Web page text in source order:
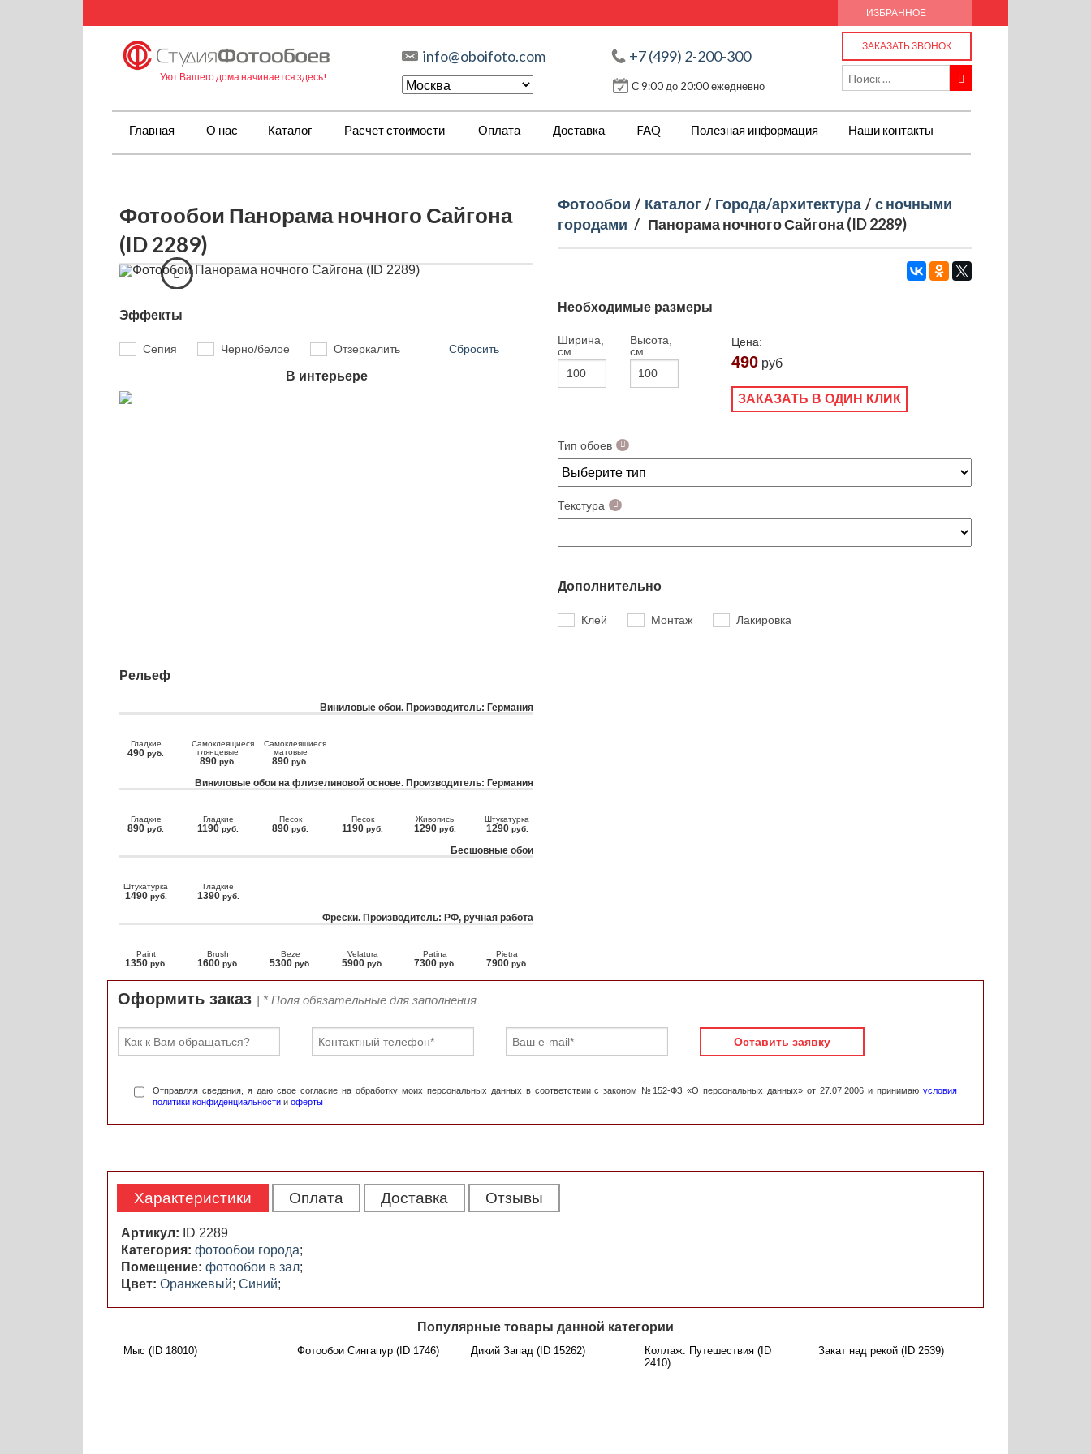
ИЗБРАННОЕ
Уют Вашего дома начинается здесь!
info@oboifoto.com +7 (499) 2-200-300
С 9:00 до 20:00 ежедневно
ЗАКАЗАТЬ ЗВОНОК
Главная О нас Каталог Расчет стоимости Оплата Доставка FAQ Полезная информация Наши контакты
Фотообои Панорама ночного Сайгона
(ID 2289)
Эффекты
Сепия Черно/белое Отзеркалить Сбросить
В интерьере
Фотообои / Каталог / Города/архитектура / с ночными
городами / Панорама ночного Сайгона (ID 2289)
Необходимые размеры
Ширина,
см.
Высота,
см.
Цена:
490 руб
ЗАКАЗАТЬ В ОДИН КЛИК
Тип обоев
Текстура
Дополнительно
Клей Монтаж Лакировка
Рельеф
Виниловые обои. Производитель: Германия
Гладкие
490 руб.
Самоклеящиеся
глянцевые
890 руб.
Самоклеящиеся
матовые
890 руб.
Виниловые обои на флизелиновой основе. Производитель: Германия
Гладкие
890 руб.
Гладкие
1190 руб.
Песок
890 руб.
Песок
1190 руб.
Живопись
1290 руб.
Штукатурка
1290 руб.
Бесшовные обои
Штукатурка
1490 руб.
Гладкие
1390 руб.
Фрески. Производитель: РФ, ручная работа
Paint
1350 руб.
Brush
1600 руб.
Beze
5300 руб.
Velatura
5900 руб.
Patina
7300 руб.
Pietra
7900 руб.
Оформить заказ | * Поля обязательные для заполнения
Оставить заявку
Отправляя сведения, я даю свое согласие на обработку моих персональных данных в соответствии с законом №152-ФЗ «О персональных данных» от 27.07.2006 и принимаю условия
политики конфиденциальности и оферты
Характеристики Оплата Доставка Отзывы
Артикул:
ID 2289
Категория: фотообои города;
Помещение: фотообои в зал;
Цвет: Оранжевый; Синий;
Популярные товары данной категории
Мыс (ID 18010) Фотообои Сингапур (ID 1746) Дикий Запад (ID 15262)
Коллаж. Путешествия (ID
2410)
Закат над рекой (ID 2539)